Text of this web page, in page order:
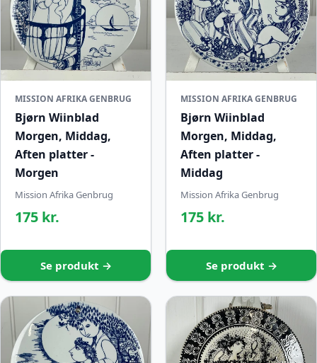
MISSION AFRIKA GENBRUG
Bjørn Wiinblad
Morgen, Middag,
Aften platter -
Morgen
Mission Afrika Genbrug
175 kr.
Se produkt →
MISSION AFRIKA GENBRUG
Bjørn Wiinblad
Morgen, Middag,
Aften platter -
Middag
Mission Afrika Genbrug
175 kr.
Se produkt →